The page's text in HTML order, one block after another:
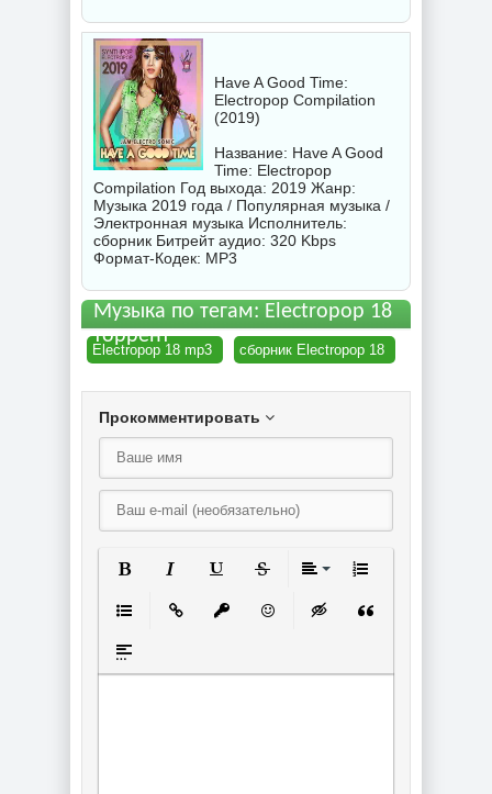
Have A Good Time:
Electropop Compilation
(2019)
Название: Have A Good
Time: Electropop
Compilation Год выхода: 2019 Жанр:
Музыка 2019 года / Популярная музыка /
Электронная музыка Исполнитель:
сборник Битрейт аудио: 320 Kbps
Формат-Кодек: MP3
Музыка по тегам: Electropop 18
торрент
Electropop 18 mp3 сборник Electropop 18
Прокомментировать
Вставка спойлера